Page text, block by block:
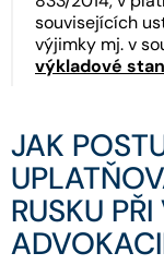
souvisejících
výjimky mj. v
výkladové
JAK
RUSKU